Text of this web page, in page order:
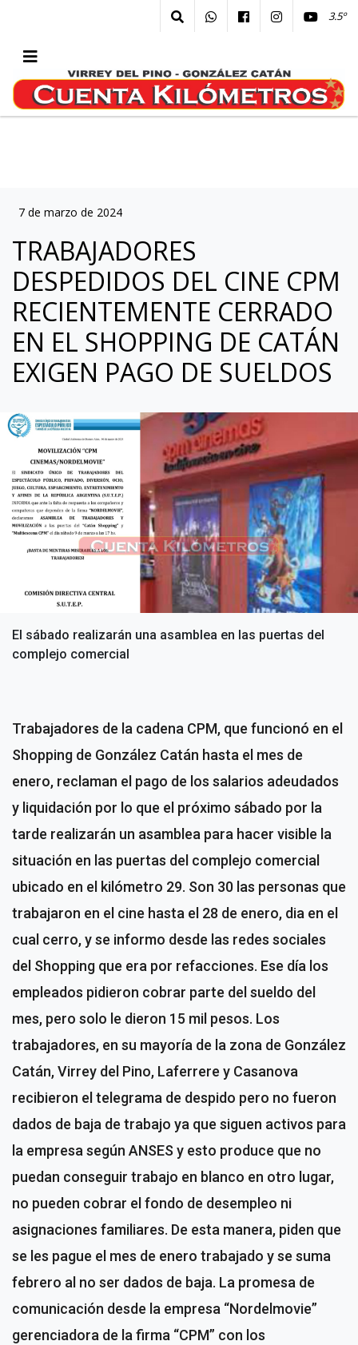
3.5º
7 de marzo de 2024
TRABAJADORES
DESPEDIDOS DEL CINE CPM
RECIENTEMENTE CERRADO
EN EL SHOPPING DE CATÁN
EXIGEN PAGO DE SUELDOS
El sábado realizarán una asamblea en las puertas del
complejo comercial
Trabajadores de la cadena CPM, que funcionó en el
Shopping de González Catán hasta el mes de
enero, reclaman el pago de los salarios adeudados
y liquidación por lo que el próximo sábado por la
tarde realizarán un asamblea para hacer visible la
situación en las puertas del complejo comercial
ubicado en el kilómetro 29. Son 30 las personas que
trabajaron en el cine hasta el 28 de enero, dia en el
cual cerro, y se informo desde las redes sociales
del Shopping que era por refacciones. Ese día los
empleados pidieron cobrar parte del sueldo del
mes, pero solo le dieron 15 mil pesos. Los
trabajadores, en su mayoría de la zona de González
Catán, Virrey del Pino, Laferrere y Casanova
recibieron el telegrama de despido pero no fueron
dados de baja de trabajo ya que siguen activos para
la empresa según ANSES y esto produce que no
puedan conseguir trabajo en blanco en otro lugar,
no pueden cobrar el fondo de desempleo ni
asignaciones familiares. De esta manera, piden que
se les pague el mes de enero trabajado y se suma
febrero al no ser dados de baja. La promesa de
comunicación desde la empresa “Nordelmovie”
gerenciadora de la firma “CPM” con los